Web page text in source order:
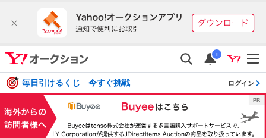
i
毎日引けるくじ 今すぐ挑戦 ログイン